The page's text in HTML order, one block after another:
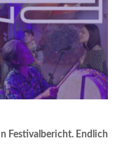
Festivalbericht. Endlich